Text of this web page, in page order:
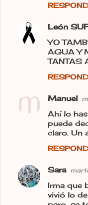
León
YO
AGUA Y
TANTAS
Manuel
Ahí lo
puede
claro. Un
Sara
Irma que
vivió lo